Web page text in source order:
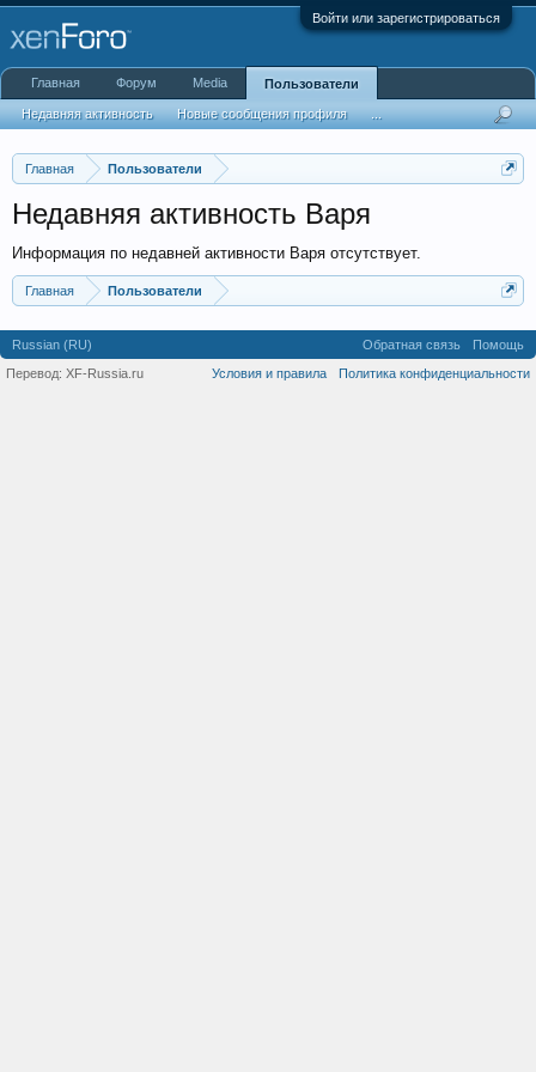
Войти или зарегистрироваться
Главная Пользователи
Недавняя активность Варя
Информация по недавней активности Варя отсутствует.
Главная Пользователи
Главная Форум Media Пользователи
Недавняя активность Новые сообщения профиля
Russian (RU) Обратная связь
Помощь
Условия и правила
Политика конфиденциальности
Перевод: XF-Russia.ru